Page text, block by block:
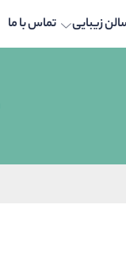
زیبایی تماس با ما